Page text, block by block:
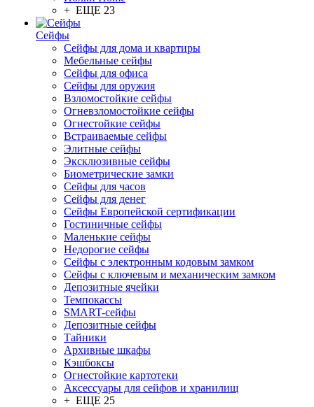
+ ЕЩЕ 23
Сейфы
Сейфы для дома и квартиры
Мебельные сейфы
Сейфы для офиса
Сейфы для оружия
Взломостойкие сейфы
Огневзломостойкие сейфы
Огнестойкие сейфы
Встраиваемые сейфы
Элитные сейфы
Эксклюзивные сейфы
Биометрические замки
Сейфы для часов
Сейфы для денег
Сейфы Европейской сертификации
Гостиничные сейфы
Маленькие сейфы
Недорогие сейфы
Сейфы с электронным кодовым замком
Сейфы с ключевым и механическим замком
Депозитные ячейки
Темпокассы
SMART-сейфы
Депозитные сейфы
Тайники
Архивные шкафы
Кэшбоксы
Огнестойкие картотеки
Аксессуары для сейфов и хранилищ
+ ЕЩЕ 25